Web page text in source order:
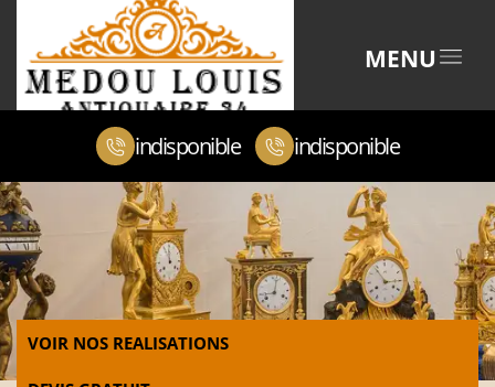
MENU
indisponible indisponible
VOIR NOS REALISATIONS